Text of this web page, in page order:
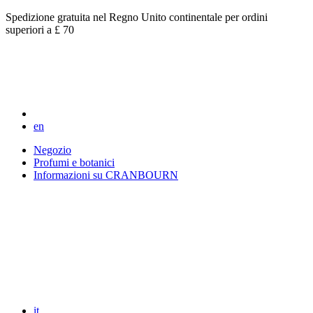
Spedizione gratuita nel Regno Unito continentale per ordini
superiori a £ 70
en
Negozio
Profumi e botanici
Informazioni su CRANBOURN
it